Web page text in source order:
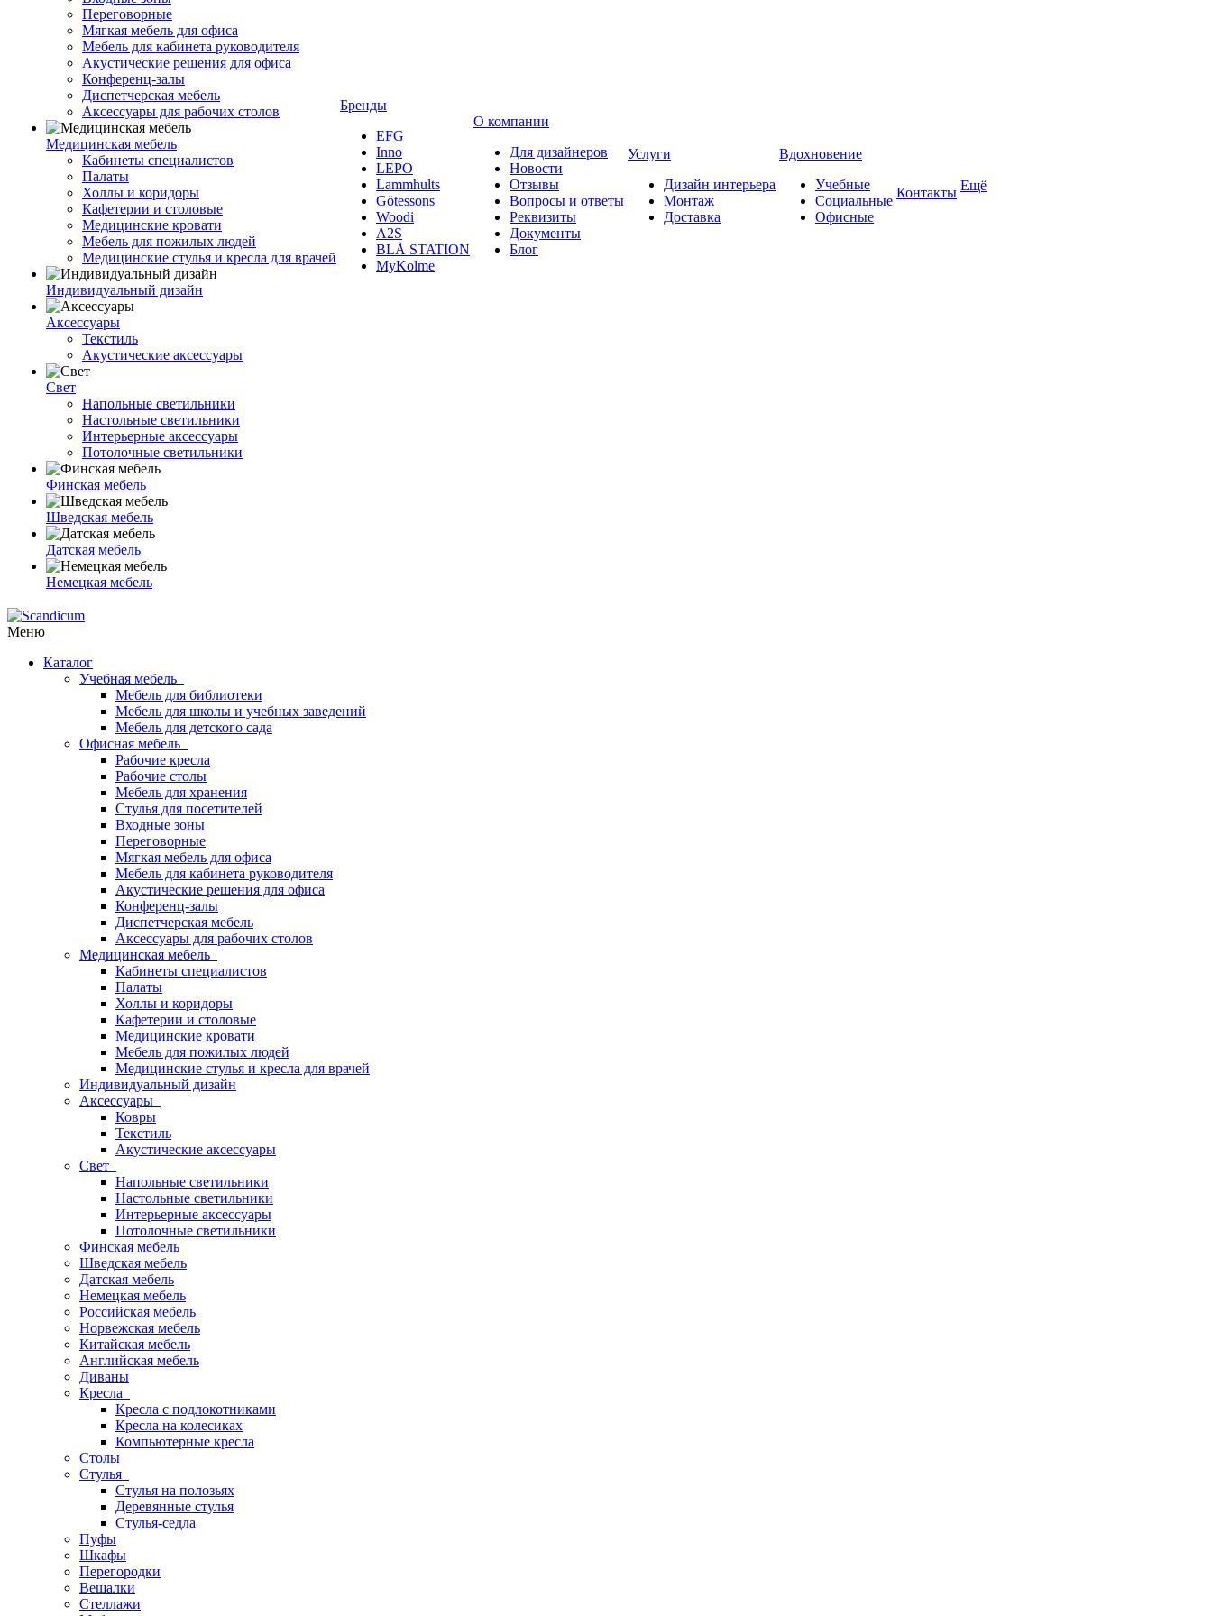
Переговорные
Мягкая мебель для офиса
Мебель для кабинета руководителя
Акустические решения для офиса
Конференц-залы
Диспетчерская мебель
Аксессуары для рабочих столов
Медицинская мебель
Кабинеты специалистов
Палаты
Холлы и коридоры
Кафетерии и столовые
Медицинские кровати
Мебель для пожилых людей
Медицинские стулья и кресла для врачей
Индивидуальный дизайн
Аксессуары
Текстиль
Акустические аксессуары
Свет
Напольные светильники
Настольные светильники
Интерьерные аксессуары
Потолочные светильники
Финская мебель
Шведская мебель
Датская мебель
Немецкая мебель
Бренды
EFG
Inno
LEPO
Lammhults
Götessons
Woodi
A2S
BLÅ STATION
MyKolme
О компании
Для дизайнеров
Новости
Отзывы
Вопросы и ответы
Реквизиты
Документы
Блог
Услуги
Дизайн интерьера
Монтаж
Доставка
Вдохновение
Учебные
Социальные
Офисные
Контакты Ещё
Меню
Каталог
Учебная мебель
Мебель для библиотеки
Мебель для школы и учебных заведений
Мебель для детского сада
Офисная мебель
Рабочие кресла
Рабочие столы
Мебель для хранения
Стулья для посетителей
Входные зоны
Переговорные
Мягкая мебель для офиса
Мебель для кабинета руководителя
Акустические решения для офиса
Конференц-залы
Диспетчерская мебель
Аксессуары для рабочих столов
Медицинская мебель
Кабинеты специалистов
Палаты
Холлы и коридоры
Кафетерии и столовые
Медицинские кровати
Мебель для пожилых людей
Медицинские стулья и кресла для врачей
Индивидуальный дизайн
Аксессуары
Ковры
Текстиль
Акустические аксессуары
Свет
Напольные светильники
Настольные светильники
Интерьерные аксессуары
Потолочные светильники
Финская мебель
Шведская мебель
Датская мебель
Немецкая мебель
Российская мебель
Норвежская мебель
Китайская мебель
Английская мебель
Диваны
Кресла
Кресла с подлокотниками
Кресла на колесиках
Компьютерные кресла
Столы
Стулья
Стулья на полозьях
Деревянные стулья
Стулья-седла
Пуфы
Шкафы
Перегородки
Вешалки
Стеллажи